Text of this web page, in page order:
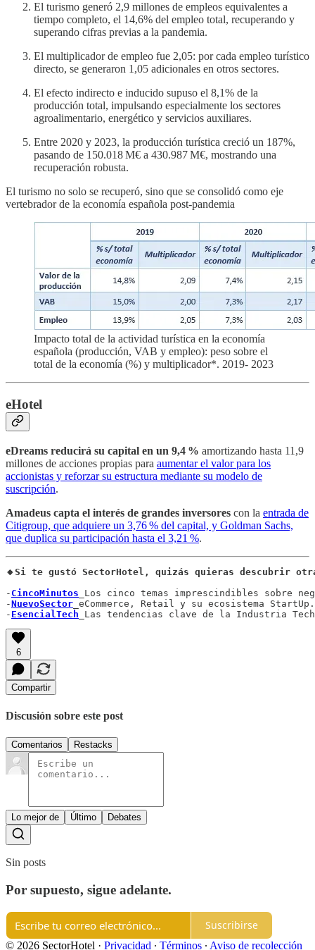
El turismo generó 2,9 millones de empleos equivalentes a
tiempo completo, el 14,6% del empleo total, recuperando y
superando cifras previas a la pandemia.
El multiplicador de empleo fue 2,05: por cada empleo turístico
directo, se generaron 1,05 adicionales en otros sectores.
El efecto indirecto e inducido supuso el 8,1% de la
producción total, impulsando especialmente los sectores
agroalimentario, energético y servicios auxiliares.
Entre 2020 y 2023, la producción turística creció un 187%,
pasando de 150.018 M€ a 430.987 M€, mostrando una
recuperación robusta.
El turismo no solo se recuperó, sino que se consolidó como eje
vertebrador de la economía española post-pandemia
Impacto total de la actividad turística en la economía
española (producción, VAB y empleo): peso sobre el
total de la economía (%) y multiplicador*. 2019- 2023
eHotel
eDreams reducirá su capital en un 9,4 % amortizando hasta 11,9
millones de acciones propias para aumentar el valor para los
accionistas y reforzar su estructura mediante su modelo de
suscripción.
Amadeus capta el interés de grandes inversores con la entrada de
Citigroup, que adquiere un 3,76 % del capital, y Goldman Sachs,
que duplica su participación hasta el 3,21 %.
🔸Si te gustó SectorHotel, quizás quieras descubrir
- CincoMinutos _Los cinco temas imprescindibles sobre
-NuevoSector _eCommerce, Retail y su ecosistema StartUp.
- EsencialTech _Las tendencias clave de la Industria
6
Compartir
Discusión sobre este post
Comentarios Restacks
Lo mejor de Último Debates
Sin posts
Por supuesto, sigue adelante.
Suscribirse
© 2026 SectorHotel · Privacidad ∙ Términos ∙ Aviso de recolección